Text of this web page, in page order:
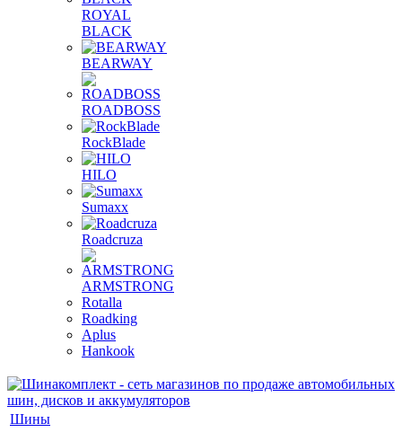
ROYAL
BLACK
BEARWAY
ROADBOSS
RockBlade
HILO
Sumaxx
Roadcruza
ARMSTRONG
Rotalla
Roadking
Aplus
Hankook
Шины